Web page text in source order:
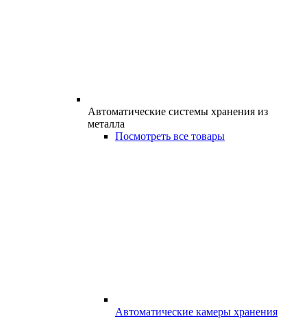
Автоматические системы хранения из
металла
Посмотреть все товары
Автоматические камеры хранения